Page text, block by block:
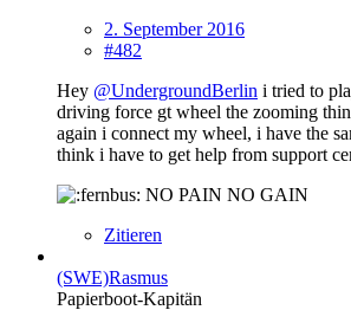
2. September 2016
#482
Hey @UndergroundBerlin i tried to
driving force gt wheel the zooming
again i connect my wheel, i have the
think i have to get help from support
NO PAIN NO GAIN
Zitieren
(SWE)Rasmus
Papierboot-Kapitän